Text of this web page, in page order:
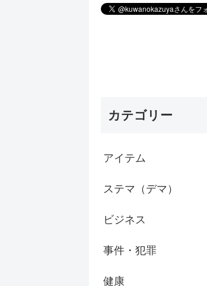
カテゴリー
アイテム
ステマ（デマ）
ビジネス
事件・犯罪
健康